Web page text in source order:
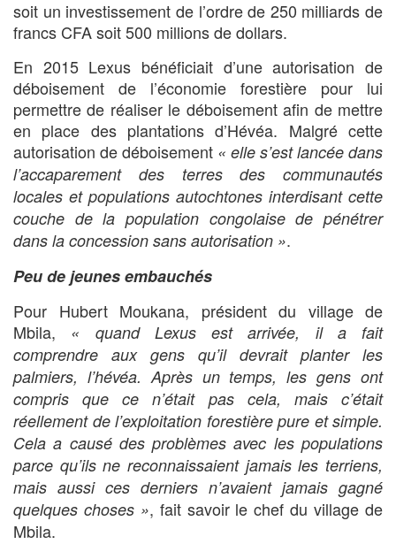
soit un investissement de l’ordre de 250 milliards de
francs CFA soit 500 millions de dollars.
En 2015 Lexus bénéficiait d’une autorisation de
déboisement de l’économie forestière pour lui
permettre de réaliser le déboisement afin de mettre
en place des plantations d’Hévéa. Malgré cette
autorisation de déboisement « elle s’est lancée dans
l’accaparement des terres des communautés
locales et populations autochtones interdisant cette
couche de la population congolaise de pénétrer
dans la concession sans autorisation ».
Peu de jeunes embauchés
Pour Hubert Moukana, président du village de
Mbila, « quand Lexus est arrivée, il a fait
comprendre aux gens qu’il devrait planter les
palmiers, l’hévéa. Après un temps, les gens ont
compris que ce n’était pas cela, mais c’était
réellement de l’exploitation forestière pure et simple.
Cela a causé des problèmes avec les populations
parce qu’ils ne reconnaissaient jamais les terriens,
mais aussi ces derniers n’avaient jamais gagné
quelques choses », fait savoir le chef du village de
Mbila.